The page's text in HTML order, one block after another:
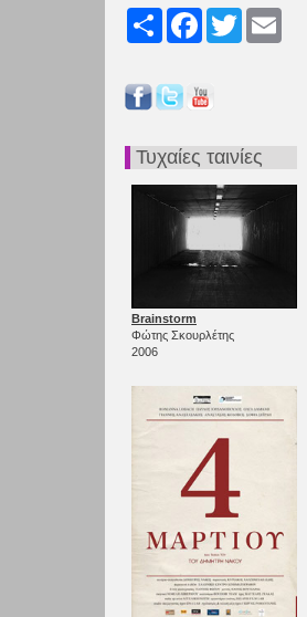
Share FacebookTwitter
Τυχαίες ταινίες
Brainstorm
Φώτης Σκουρλέτης
2006